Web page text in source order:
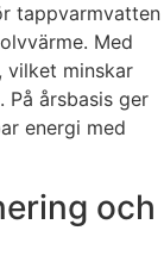
tappvarmvatten
Med
vilket minskar
På årsbasis ger
energi med
och